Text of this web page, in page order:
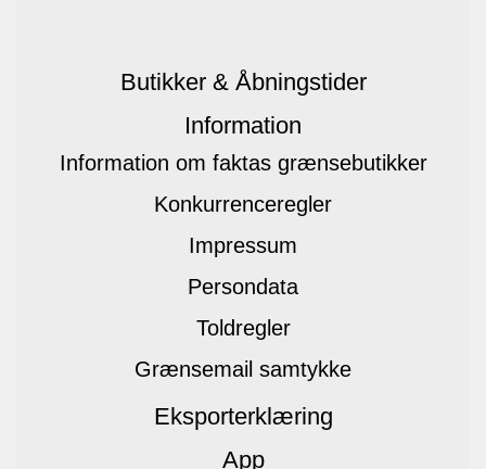
Butikker & Åbningstider
Information
Information om faktas grænsebutikker
Konkurrenceregler
Impressum
Persondata
Toldregler
Grænsemail samtykke
Eksporterklæring
App